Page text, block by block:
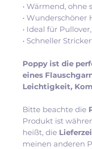
• Wärmend, ohne
•
• Ideal für
• Schneller
Poppy ist die
eines
Leichtigkeit,
Bitte beachte die
Produkt ist
heißt, die
meinen anderen